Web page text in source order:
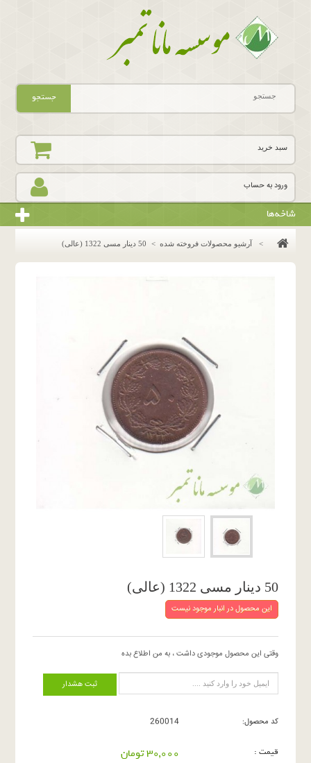
ورود به حساب
سبد خرید
جستجو
شاخه‌ها
> آرشیو محصولات فروخته شده > 50 دینار مسی 1322 (عالی)
50 دینار مسی 1322 (عالی)
این محصول در انبار موجود نیست
وقتی این محصول موجودی داشت ، به من اطلاع بده
ثبت هشدار
کد محصول: 260014
قیمت : 30,000 تومان